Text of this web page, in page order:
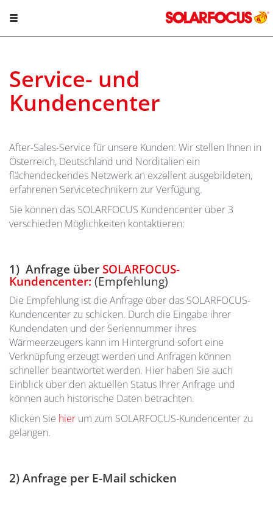
Service- und
Kundencenter
After-Sales-Service für unsere Kunden: Wir stellen Ihnen in
Österreich, Deutschland und Norditalien ein
flächendeckendes Netzwerk an exzellent ausgebildeten,
erfahrenen Servicetechnikern zur Verfügung.
Sie können das SOLARFOCUS Kundencenter über 3
verschieden Möglichkeiten kontaktieren:
1) Anfrage über SOLARFOCUS-
Kundencenter: (Empfehlung)
Die Empfehlung ist die Anfrage über das SOLARFOCUS-
Kundencenter zu schicken. Durch die Eingabe ihrer
Kundendaten und der Seriennummer ihres
Wärmeerzeugers kann im Hintergrund sofort eine
Verknüpfung erzeugt werden und Anfragen können
schneller beantwortet werden. Hier haben Sie auch
Einblick über den aktuellen Status Ihrer Anfrage und
können auch historische Daten betrachten.
Klicken Sie hier um zum SOLARFOCUS-Kundencenter zu
gelangen.
2) Anfrage per E-Mail schicken